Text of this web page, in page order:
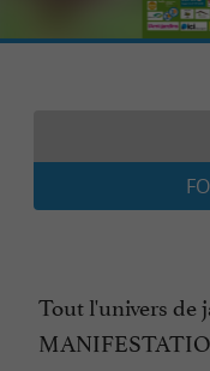
Tout l'univers de